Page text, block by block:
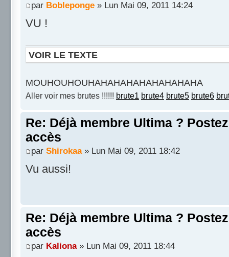
par Bobleponge » Lun Mai 09, 2011 14:24
VU !
VOIR LE TEXTE
MOUHOUHOUHAHAHAHAHAHAHAHAHA
Aller voir mes brutes !!!!!! brute1 brute4 brute5 brute6
Re: Déjà membre Ultima ?
accès
par Shirokaa» Lun Mai 09, 2011 18:42
Vu aussi!
Re: Déjà membre Ultima ?
accès
par Kaliona» Lun Mai 09, 2011 18:44